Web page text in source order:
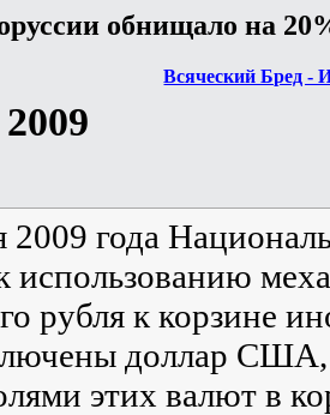
обнищало на
Всяческий Бред -
2009 года
использованию
рубля к корзине
доллар США,
этих валют в